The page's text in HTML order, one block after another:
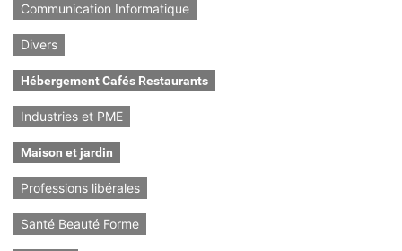
Communication Informatique
Divers
Hébergement Cafés Restaurants
Industries et PME
Maison et jardin
Professions libérales
Santé Beauté Forme